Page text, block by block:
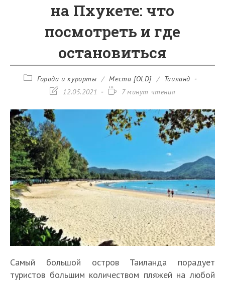
на Пхукете: что
посмотреть и где
остановиться
РубрикаГорода и курорты / Места [OLD] / Таиланд
Запись12.05.2021
Время7 минут чтения
Самый большой остров Таиланда порадует
туристов большим количеством пляжей на любой